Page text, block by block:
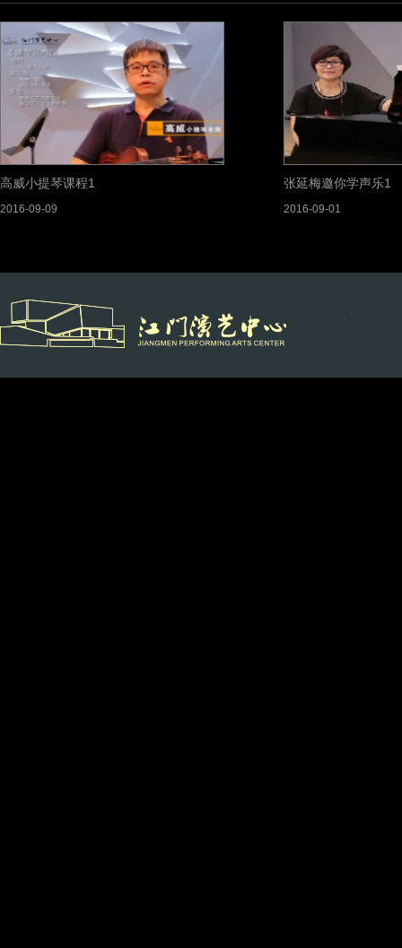
高威小提琴课程1
2016-09-09
张延梅邀你学声乐1
2016-09-01